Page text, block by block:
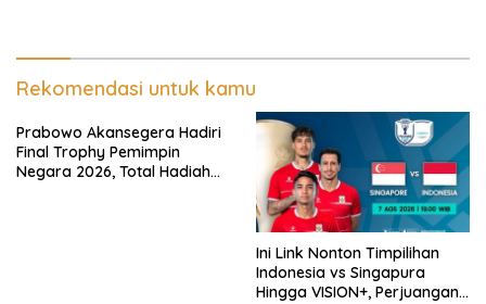
Rekomendasi untuk kamu
Prabowo Akansegera Hadiri
Final Trophy Pemimpin
Negara 2026, Total Hadiah
Ini Link Nonton Timpilihan
Indonesia vs Singapura
Hingga VISION+, Perjuangan